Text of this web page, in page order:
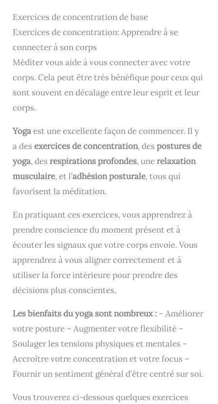
Exercices de concentration de base
Exercices de concentration: Apprendre à se
connecter à son corps
Méditer vous aide à vous connecter avec votre
corps. Cela peut être très bénéfique pour ceux qui
sont souvent en décalage entre leur esprit et leur
corps.
Yogaest une excellente façon de commencer. Il y
a desexercices de concentration, despostures de
yoga, desrespirations profondes, unerelaxation
musculaire, et l’adhésion posturale, tous qui
favorisent la méditation.
En pratiquant ces exercices, vous apprendrez à
prendre conscience du moment présent et à
écouter les signaux que votre corps envoie. Vous
apprendrez à vous aligner correctement et à
utiliser la force intérieure pour prendre des
décisions plus conscientes.
Les bienfaits du yoga sont nombreux : – Améliorer
votre posture – Augmenter votre flexibilité –
Soulager les tensions physiques et mentales –
Accroître votre concentration et votre focus –
Fournir un sentiment général d’être centré sur soi.
Vous trouverez ci-dessous quelques exercices